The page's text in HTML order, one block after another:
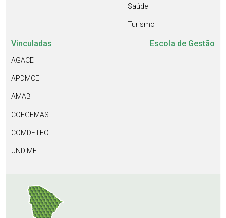
Saúde
Turismo
Vinculadas
AGACE
APDMCE
AMAB
COEGEMAS
COMDETEC
UNDIME
Escola de Gestão